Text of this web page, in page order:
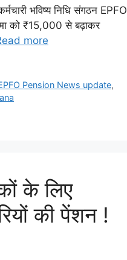
भविष्य निधि संगठन EPFO
को ₹15,000 से बढ़ाकर
more
Pension News update,
के लिए
की पेंशन !